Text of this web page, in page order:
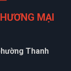
MẠI
Thanh